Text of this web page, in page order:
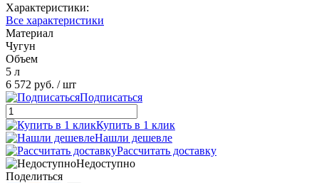
Характеристики:
Все характеристики
Материал
Чугун
Объем
5 л
6 572 руб. / шт
Подписаться
Купить в 1 клик
Нашли дешевле
Рассчитать доставку
Недоступно
Поделиться